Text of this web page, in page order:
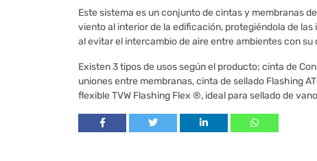
Este sistema es un conjunto de cintas y membranas
viento al interior de la edificación, protegiéndola de
al evitar el intercambio de aire entre ambientes con
Existen 3 tipos de usos según el producto; cinta de
uniones entre membranas, cinta de sellado Flashing
flexible TVW Flashing Flex ®, ideal para sellado de